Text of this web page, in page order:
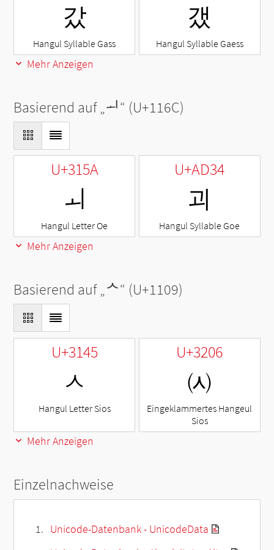
갔
Hangul Syllable Gass
갰
Hangul Syllable Gaess
Mehr Anzeigen
Basierend auf „ᅬ“ (U+116C)
U+315A
ㅚ
Hangul Letter Oe
U+AD34
괴
Hangul Syllable Goe
Mehr Anzeigen
Basierend auf „ᄉ“ (U+1109)
U+3145
ㅅ
Hangul Letter Sios
U+3206
㈆
Eingeklammertes Hangeul
Sios
Mehr Anzeigen
Einzelnachweise
Unicode-Datenbank - UnicodeData